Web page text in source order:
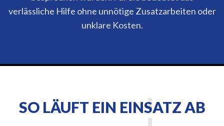
verlässliche Hilfe ohne unnötige Zusatzarbeiten oder
unklare Kosten.
SO LÄUFT EIN EINSATZ AB